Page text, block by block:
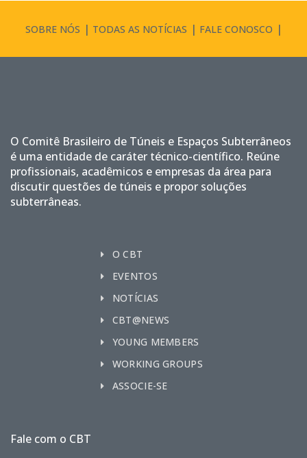
SOBRE NÓS TODAS AS NOTÍCIAS FALE CONOSCO
O Comitê Brasileiro de Túneis e Espaços Subterrâneos
é uma entidade de caráter técnico-científico. Reúne
profissionais, acadêmicos e empresas da área para
discutir questões de túneis e propor soluções
subterrâneas.
O CBT
EVENTOS
NOTÍCIAS
CBT@NEWS
YOUNG MEMBERS
WORKING GROUPS
ASSOCIE-SE
Fale com o CBT